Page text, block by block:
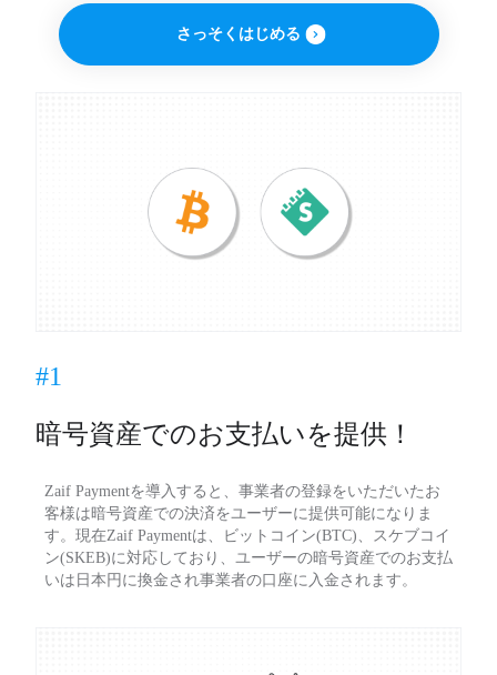
さっそくはじめる
#1
暗号資産でのお支払いを提供！
Zaif Paymentを導入すると、事業者の登録をいただいたお
客様は暗号資産での決済をユーザーに提供可能になりま
す。現在Zaif Paymentは、ビットコイン(BTC)、スケブコイ
ン(SKEB)に対応しており、ユーザーの暗号資産でのお支払
いは日本円に換金され事業者の口座に入金されます。